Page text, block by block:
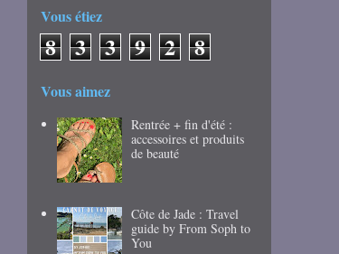
Vous étiez
8 3 3 9 2 8
Vous aimez
Rentrée + fin d'été :
accessoires et produits
de beauté
Côte de Jade : Travel
guide by From Soph to
You